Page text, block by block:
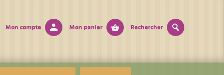
Mon compte Mon panier Rechercher